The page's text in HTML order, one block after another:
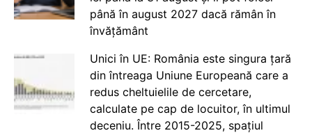
până în august 2027 dacă rămân în
învățământ
Unici în UE: România este singura țară
din întreaga Uniune Europeană care a
redus cheltuielile de cercetare,
calculate pe cap de locuitor, în ultimul
deceniu. Între 2015-2025, spațiul